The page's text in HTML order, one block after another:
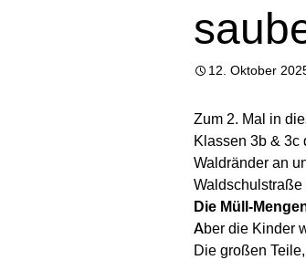
12. Oktober
Zum 2. Mal in
Klassen 3b & 3c
Waldränder an
Waldschulstraße
Die Müll-
Aber die Kinder
Die großen